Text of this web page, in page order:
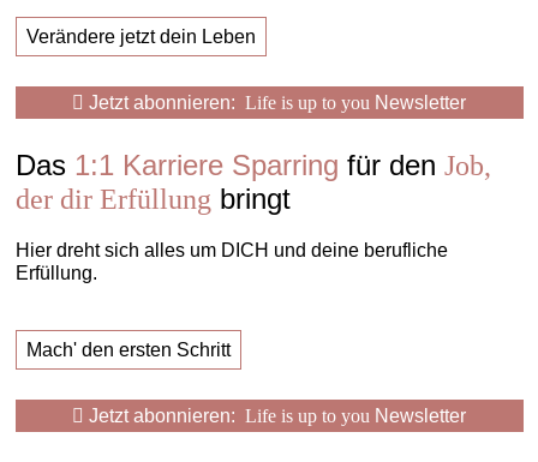
Verändere jetzt dein Leben
Jetzt abonnieren: Life is up to you Newsletter
Das 1:1 Karriere Sparring für den Job,
der dir Erfüllung bringt
Hier dreht sich alles um DICH und deine berufliche
Erfüllung.
Mach' den ersten Schritt
Jetzt abonnieren: Life is up to you Newsletter